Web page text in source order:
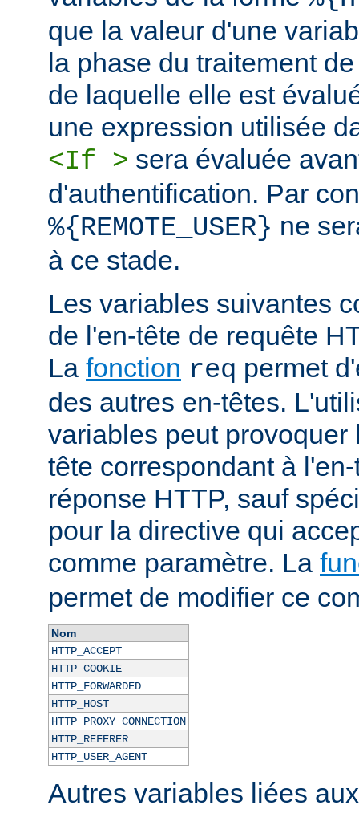
que la valeur d'une
la phase du traitement
de laquelle elle est
une expression utilisée
<If > sera évaluée
d'authentification. Par
%{REMOTE_USER} ne
à ce stade.
Les variables suivantes
de l'en-tête de requête
La fonction req permet
des autres en-têtes.
variables peut provoquer
tête correspondant à
réponse HTTP, sauf
pour la directive qui
comme paramètre. La
permet de modifier ce
Nom
HTTP_ACCEPT
HTTP_COOKIE
HTTP_FORWARDED
HTTP_HOST
HTTP_PROXY_CONNECTION
HTTP_REFERER
HTTP_USER_AGENT
Autres variables liées